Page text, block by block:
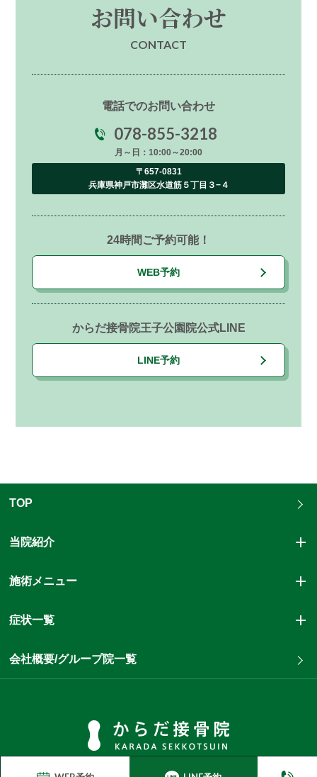
お問い合わせ
CONTACT
電話でのお問い合わせ
078-855-3218
月～日：10:00～20:00
〒657-0831
兵庫県神戸市灘区水道筋５丁目３−４
24時間ご予約可能！
WEB予約
からだ接骨院王子公園院公式LINE
LINE予約
TOP
当院紹介
施術メニュー
症状一覧
会社概要/グループ院一覧